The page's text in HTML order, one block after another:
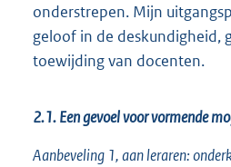
onderstrepen. Mijn
geloof in de deskundigheid,
toewijding van docenten.
2.1. Een gevoel voor vormende
Aanbeveling 1, aan leraren: